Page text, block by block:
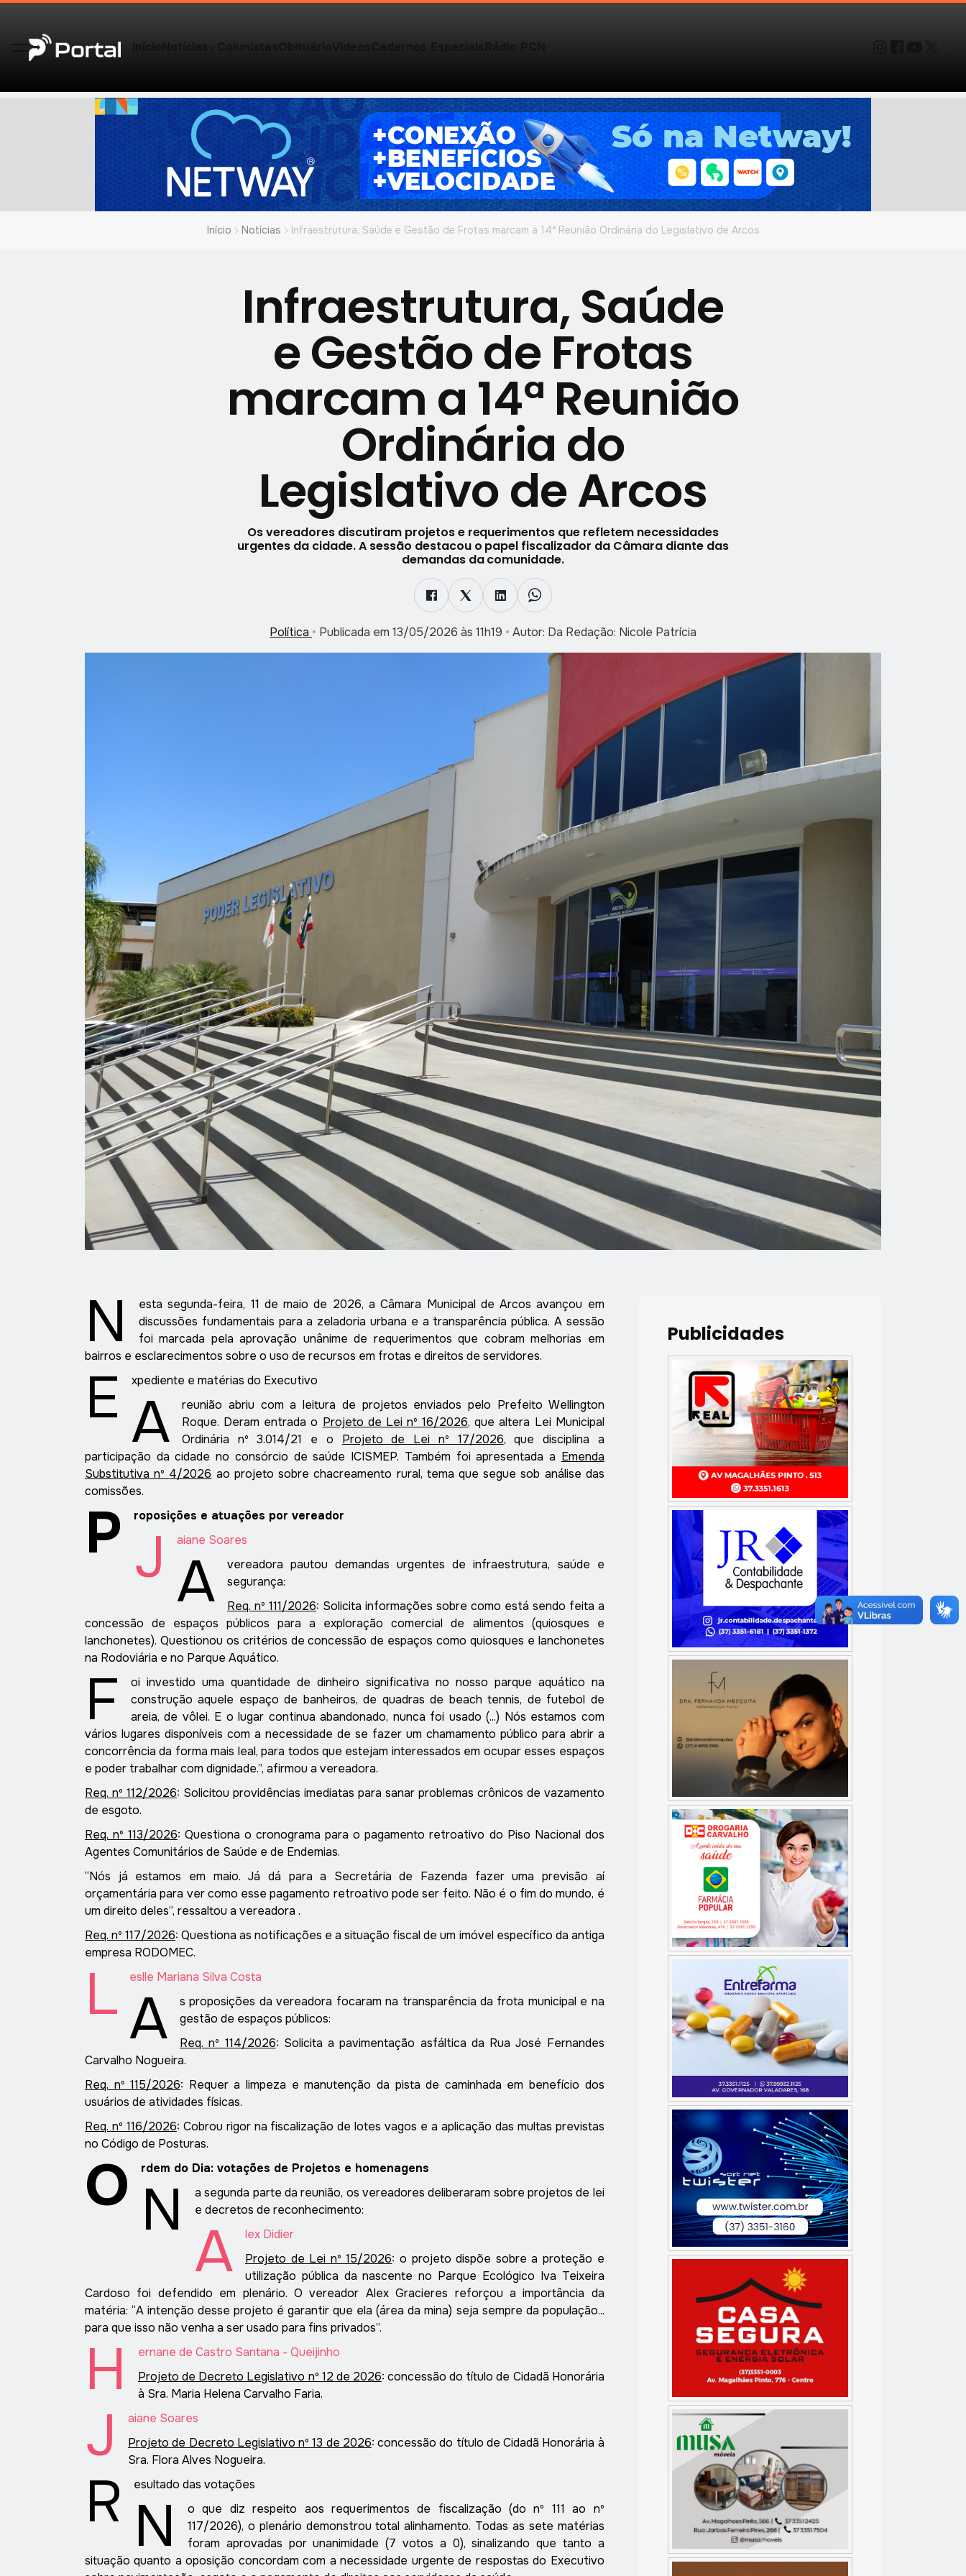
Início Notícias Infraestrutura, Saúde e Gestão de Frotas marcam a 14ª Reunião Ordinária do Legislativo de Arcos
Infraestrutura, Saúde
e Gestão de Frotas
marcam a 14ª Reunião
Ordinária do
Legislativo de Arcos
Os vereadores discutiram projetos e requerimentos que refletem necessidades
urgentes da cidade. A sessão destacou o papel fiscalizador da Câmara diante das
demandas da comunidade.
Política • Publicada em 13/05/2026 às 11h19 • Autor: Da Redação: Nicole Patrícia
N
esta segunda-feira, 11 de maio de 2026, a Câmara Municipal de Arcos avançou em
discussões fundamentais para a zeladoria urbana e a transparência pública. A sessão
foi marcada pela aprovação unânime de requerimentos que cobram melhorias em
bairros e esclarecimentos sobre o uso de recursos em frotas e direitos de servidores.
E xpediente e matérias do Executivo
A
reunião abriu com a leitura de projetos enviados pelo Prefeito Wellington
Roque. Deram entrada o Projeto de Lei nº 16/2026, que altera Lei Municipal
Ordinária nº 3.014/21
e o Projeto de Lei nº 17/2026, que disciplina a
participação da cidade no consórcio de saúde ICISMEP. Também foi apresentada a Emenda
Substitutiva nº 4/2026 ao projeto sobre chacreamento rural, tema que segue sob análise das
comissões.
P roposições e atuações por vereador
J aiane Soares
A
vereadora pautou demandas urgentes de infraestrutura, saúde e
segurança:
Req. nº 111/2026: Solicita informações sobre como está sendo feita a
concessão de espaços públicos para a exploração comercial de alimentos (quiosques e
lanchonetes). Questionou os critérios de concessão de espaços como quiosques e lanchonetes
na Rodoviária e no Parque Aquático.
F
oi investido uma quantidade de dinheiro significativa no nosso parque aquático na
construção aquele espaço de banheiros, de quadras de beach tennis, de futebol de
areia, de vôlei. E o lugar continua abandonado, nunca foi usado (...) Nós estamos com
vários lugares disponíveis com a necessidade de se fazer um chamamento público para abrir a
concorrência da forma mais leal, para todos que estejam interessados em ocupar esses espaços
e poder trabalhar com dignidade.”, afirmou a vereadora.
Req. nº 112/2026: Solicitou providências imediatas para sanar problemas crônicos de vazamento
de esgoto.
Req. nº 113/2026: Questiona o cronograma para o pagamento retroativo do Piso Nacional dos
Agentes Comunitários de Saúde e de Endemias.
“Nós já estamos em maio. Já dá para a Secretária de Fazenda fazer uma previsão aí
orçamentária para ver como esse pagamento retroativo pode ser feito. Não é o fim do mundo, é
um direito deles”, ressaltou a vereadora .
Req. nº 117/2026: Questiona as notificações e a situação fiscal de um imóvel específico da antiga
empresa RODOMEC.
L eslle Mariana Silva Costa
A
s proposições da vereadora focaram na transparência da frota municipal e na
gestão de espaços públicos:
Req. nº 114/2026: Solicita a pavimentação asfáltica da Rua José Fernandes
Carvalho Nogueira.
Req. nº 115/2026: Requer a limpeza e manutenção da pista de caminhada em benefício dos
usuários de atividades físicas.
Req. nº 116/2026: Cobrou rigor na fiscalização de lotes vagos e a aplicação das multas previstas
no Código de Posturas.
O rdem do Dia: votações de Projetos e homenagens
N
a segunda parte da reunião, os vereadores deliberaram sobre projetos de lei
e decretos de reconhecimento:
A
lex Didier
Projeto de Lei nº 15/2026: o projeto dispõe sobre a proteção e
utilização pública da nascente no Parque Ecológico Iva Teixeira
Cardoso foi defendido em plenário. O vereador Alex Gracieres reforçou a importância da
matéria: “A intenção desse projeto é garantir que ela (área da mina) seja sempre da população...
para que isso não venha a ser usado para fins privados”.
H
ernane de Castro Santana - Queijinho
Projeto de Decreto Legislativo nº 12 de 2026: concessão do título de Cidadã Honorária
à Sra. Maria Helena Carvalho Faria.
J aiane Soares
Projeto de Decreto Legislativo nº 13 de 2026: concessão do título de Cidadã Honorária à
Sra. Flora Alves Nogueira.
R esultado das votações
N
o que diz respeito aos requerimentos de fiscalização (do nº 111 ao nº
117/2026), o plenário demonstrou total alinhamento. Todas as sete matérias
foram aprovadas por unanimidade (7 votos a 0), sinalizando que tanto a
situação quanto a oposição concordam com a necessidade urgente de respostas do Executivo
Publicidades